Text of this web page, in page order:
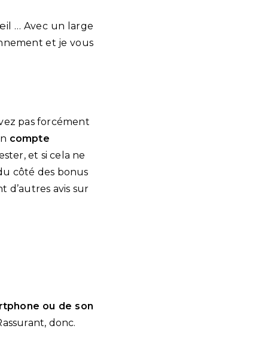
… Avec un large
et je vous
pas forcément
compte
et si cela ne
côté des bonus
d’autres avis sur
ou de son
donc.